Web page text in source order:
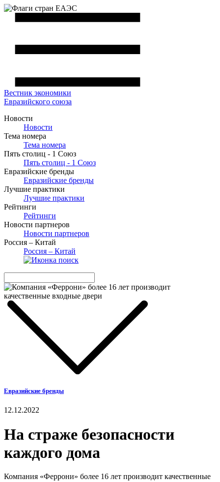
Вестник экономики
Евразийского союза
Новости
Новости
Тема номера
Тема номера
Пять столиц - 1 Союз
Пять столиц - 1 Союз
Евразийские бренды
Евразийские бренды
Лучшие практики
Лучшие практики
Рейтинги
Рейтинги
Новости партнеров
Новости партнеров
Россия – Китай
Россия – Китай
Евразийские бренды
12.12.2022
На страже безопасности
каждого дома
Компания «Феррони» более 16 лет производит качественные